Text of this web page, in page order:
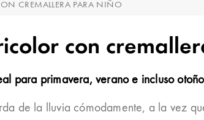
CREMALLERA PARA NIÑO
con
para primavera, verano e incluso otoño
de la lluvia cómodamente, a la vez